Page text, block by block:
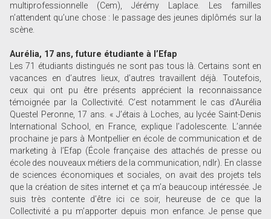
multiprofessionnelle (Cem), Jérémy Laplace. Les familles
n’attendent qu’une chose : le passage des jeunes diplômés sur la
scène.
Aurélia, 17 ans, future étudiante à l’Efap
Les 71 étudiants distingués ne sont pas tous là. Certains sont en
vacances en d’autres lieux, d’autres travaillent déjà. Toutefois,
ceux qui ont pu être présents apprécient la reconnaissance
témoignée par la Collectivité. C’est notamment le cas d’Aurélia
Questel Peronne, 17 ans. « J’étais à Loches, au lycée Saint-Denis
International School, en France, explique l’adolescente. L’année
prochaine je pars à Montpellier en école de communication et de
marketing à l’Efap (École française des attachés de presse ou
école des nouveaux métiers de la communication, ndlr). En classe
de sciences économiques et sociales, on avait des projets tels
que la création de sites internet et ça m’a beaucoup intéressée. Je
suis très contente d’être ici ce soir, heureuse de ce que la
Collectivité a pu m’apporter depuis mon enfance. Je pense que